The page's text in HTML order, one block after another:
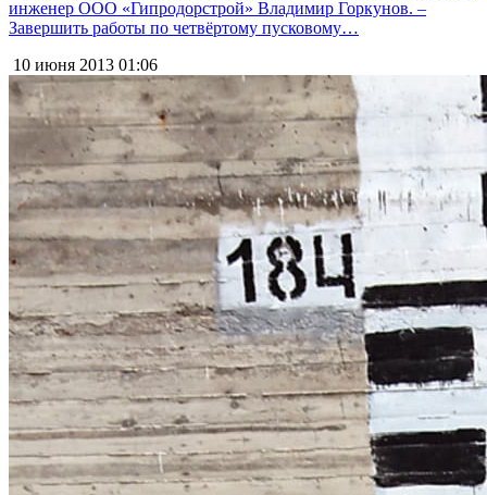
инженер ООО «Гипродорстрой» Владимир Горкунов. –
Завершить работы по четвёртому пусковому…
10 июня 2013 01:06